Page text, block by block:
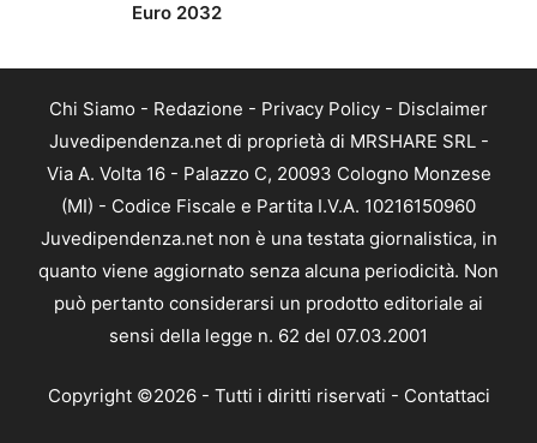
Euro 2032
Chi Siamo - Redazione - Privacy Policy - Disclaimer
Juvedipendenza.net di proprietà di MRSHARE SRL -
Via A. Volta 16 - Palazzo C, 20093 Cologno Monzese
(MI) - Codice Fiscale e Partita I.V.A. 10216150960
Juvedipendenza.net non è una testata giornalistica, in
quanto viene aggiornato senza alcuna periodicità. Non
può pertanto considerarsi un prodotto editoriale ai
sensi della legge n. 62 del 07.03.2001
Copyright ©2026 - Tutti i diritti riservati - Contattaci